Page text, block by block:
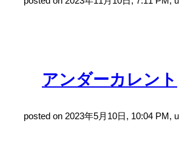
アンダーカレント
posted on 2023年5月10日, 10:04 PM,